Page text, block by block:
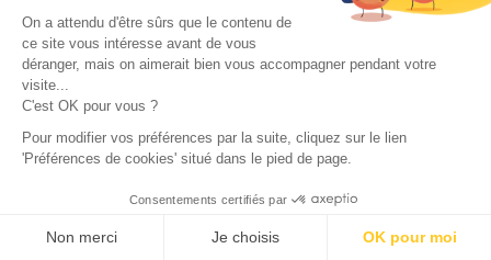
On a attendu d'être sûrs que le contenu de
ce site vous intéresse avant de vous
déranger, mais on aimerait bien vous accompagner pendant votre
visite...
C'est OK pour vous ?
Pour modifier vos préférences par la suite, cliquez sur le lien
'Préférences de cookies' situé dans le pied de page.
Consentements certifiés par
Non merci Je choisis OK pour moi